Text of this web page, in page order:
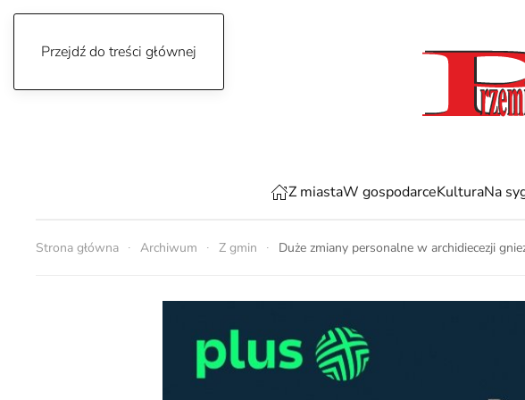
Przejdź do treści głównej
Z miastaW gospodarceKulturaNa
Strona główna Archiwum Z gmin Duże zmiany personalne w archidiecezji